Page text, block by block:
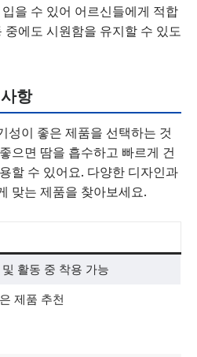
을 수 있어 어르신들에게 적합
에도 시원함을 유지할 수 있도
항
성이 좋은 제품을 선택하는 것
으면 땀을 흡수하고 빠르게 건
할 수 있어요. 다양한 디자인과
맞는 제품을 찾아보세요.
활동 중 착용 가능
제품 추천